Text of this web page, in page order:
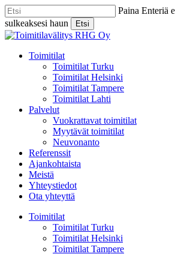
Skip
to
main
content
Paina Enteriä
sulkeaksesi haun
Etsi
Close
Menu
Toimitilat
Toimitilat Turku
Toimitilat Helsinki
Toimitilat Tampere
Toimitilat Lahti
Palvelut
Vuokrattavat toimitilat
Myytävät toimitilat
Neuvonanto
Referenssit
Ajankohtaista
Meistä
Yhteystiedot
Ota yhteyttä
Toimitilat
Toimitilat Turku
Toimitilat Helsinki
Toimitilat Tampere